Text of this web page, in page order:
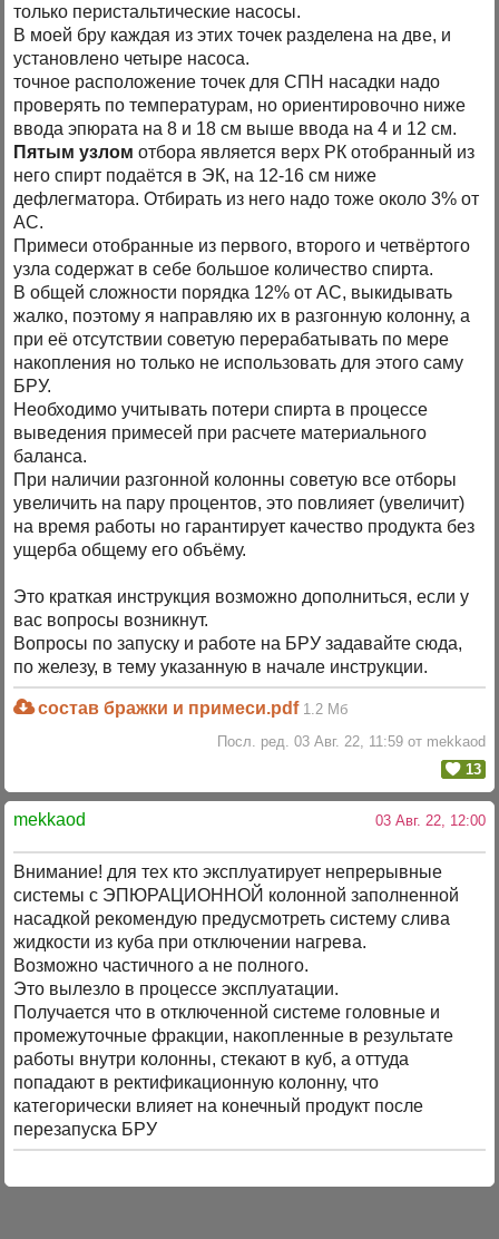
только перистальтические насосы.
В моей бру каждая из этих точек разделена на две, и
установлено четыре насоса.
точное расположение точек для СПН насадки надо
проверять по температурам, но ориентировочно ниже
ввода эпюрата на 8 и 18 см выше ввода на 4 и 12 см.
Пятым узлом отбора является верх РК отобранный из
него спирт подаётся в ЭК, на 12-16 см ниже
дефлегматора. Отбирать из него надо тоже около 3% от
АС.
Примеси отобранные из первого, второго и четвёртого
узла содержат в себе большое количество спирта.
В общей сложности порядка 12% от АС, выкидывать
жалко, поэтому я направляю их в разгонную колонну, а
при её отсутствии советую перерабатывать по мере
накопления но только не использовать для этого саму
БРУ.
Необходимо учитывать потери спирта в процессе
выведения примесей при расчете материального
баланса.
При наличии разгонной колонны советую все отборы
увеличить на пару процентов, это повлияет (увеличит)
на время работы но гарантирует качество продукта без
ущерба общему его объёму.
Это краткая инструкция возможно дополниться, если у
вас вопросы возникнут.
Вопросы по запуску и работе на БРУ задавайте сюда,
по железу, в тему указанную в начале инструкции.
состав бражки и примеси.pdf 1.2 Мб
Посл. ред. 03 Авг. 22, 11:59 от mekkaod
13
mekkaod 03 Авг. 22, 12:00
Внимание! для тех кто эксплуатирует непрерывные
системы с ЭПЮРАЦИОННОЙ колонной заполненной
насадкой рекомендую предусмотреть систему слива
жидкости из куба при отключении нагрева.
Возможно частичного а не полного.
Это вылезло в процессе эксплуатации.
Получается что в отключенной системе головные и
промежуточные фракции, накопленные в результате
работы внутри колонны, стекают в куб, а оттуда
попадают в ректификационную колонну, что
категорически влияет на конечный продукт после
перезапуска БРУ